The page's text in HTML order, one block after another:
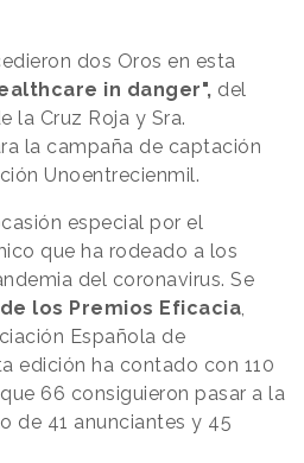
dos Oros en esta
in danger", del
la Cruz Roja y Sra.
la campaña de captación
Unoentrecienmil.
especial por el
que ha rodeado a los
del coronavirus. Se
los Premios Eficacia,
Española de
edición ha contado con 110
66 consiguieron pasar a la
de 41 anunciantes y 45